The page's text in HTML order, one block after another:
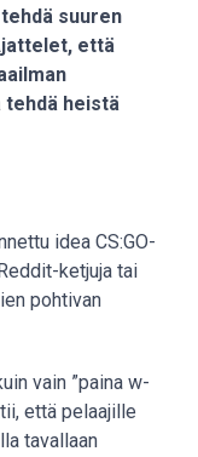
suuren
että
tehdä heistä
idea CS:GO-
ketjuja tai
pohtivan
vain ”paina w-
että pelaajille
tavallaan